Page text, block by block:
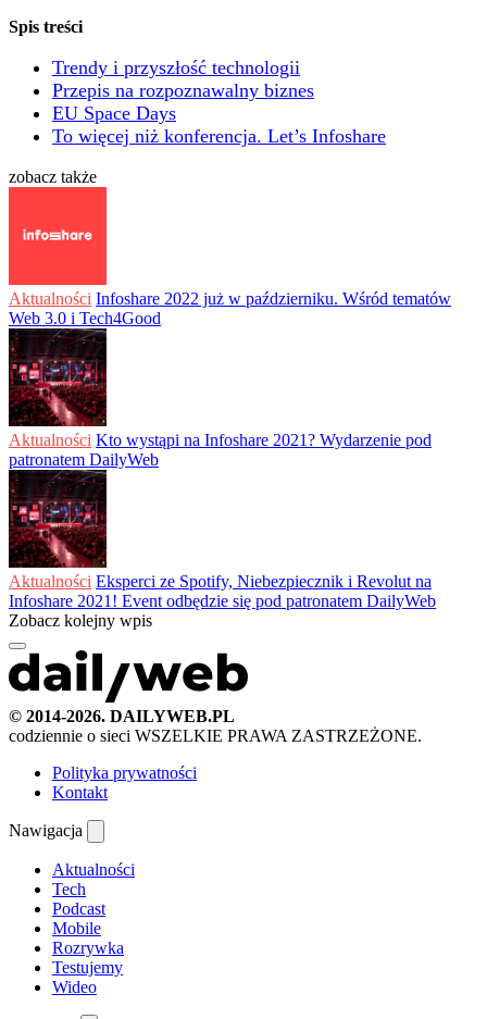
Spis treści
Trendy i przyszłość technologii
Przepis na rozpoznawalny biznes
EU Space Days
To więcej niż konferencja. Let’s Infoshare
zobacz także
Aktualności Infoshare 2022 już w październiku. Wśród tematów
Web 3.0 i Tech4Good
Aktualności Kto wystąpi na Infoshare 2021? Wydarzenie pod
patronatem DailyWeb
Aktualności Eksperci ze Spotify, Niebezpiecznik i Revolut na
Infoshare 2021! Event odbędzie się pod patronatem DailyWeb
Zobacz kolejny wpis
© 2014-2026. DAILYWEB.PL
codziennie o sieci WSZELKIE PRAWA ZASTRZEŻONE.
Polityka prywatności
Kontakt
Nawigacja
Aktualności
Tech
Podcast
Mobile
Rozrywka
Testujemy
Wideo